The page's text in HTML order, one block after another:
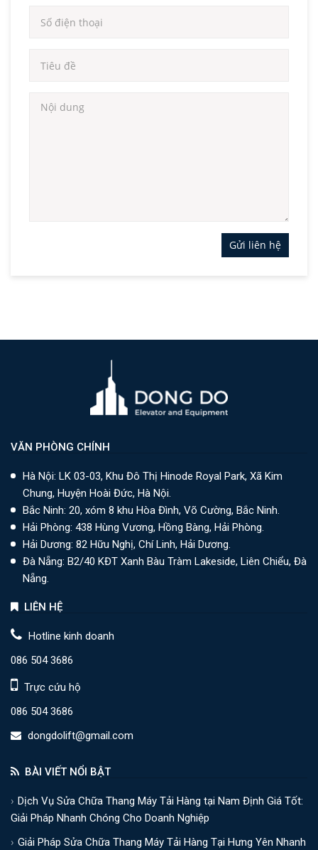
Gửi liên hệ
VĂN PHÒNG CHÍNH
Hà Nội: LK 03-03, Khu Đô Thị Hinode Royal Park, Xã Kim
Chung, Huyện Hoài Đức, Hà Nội.
Bắc Ninh: 20, xóm 8 khu Hòa Đình, Võ Cường, Bắc Ninh.
Hải Phòng: 438 Hùng Vương, Hồng Bàng, Hải Phòng.
Hải Dương: 82 Hữu Nghị, Chí Linh, Hải Dương.
Đà Nẵng: B2/40 KĐT Xanh Bàu Tràm Lakeside, Liên Chiểu, Đà
Nẵng.
LIÊN HỆ
Hotline kinh doanh
086 504 3686
Trực cứu hộ
086 504 3686
dongdolift@gmail.com
BÀI VIẾT NỔI BẬT
Dịch Vụ Sửa Chữa Thang Máy Tải Hàng tại Nam Định Giá Tốt:
Giải Pháp Nhanh Chóng Cho Doanh Nghiệp
Giải Pháp Sửa Chữa Thang Máy Tải Hàng Tại Hưng Yên Nhanh